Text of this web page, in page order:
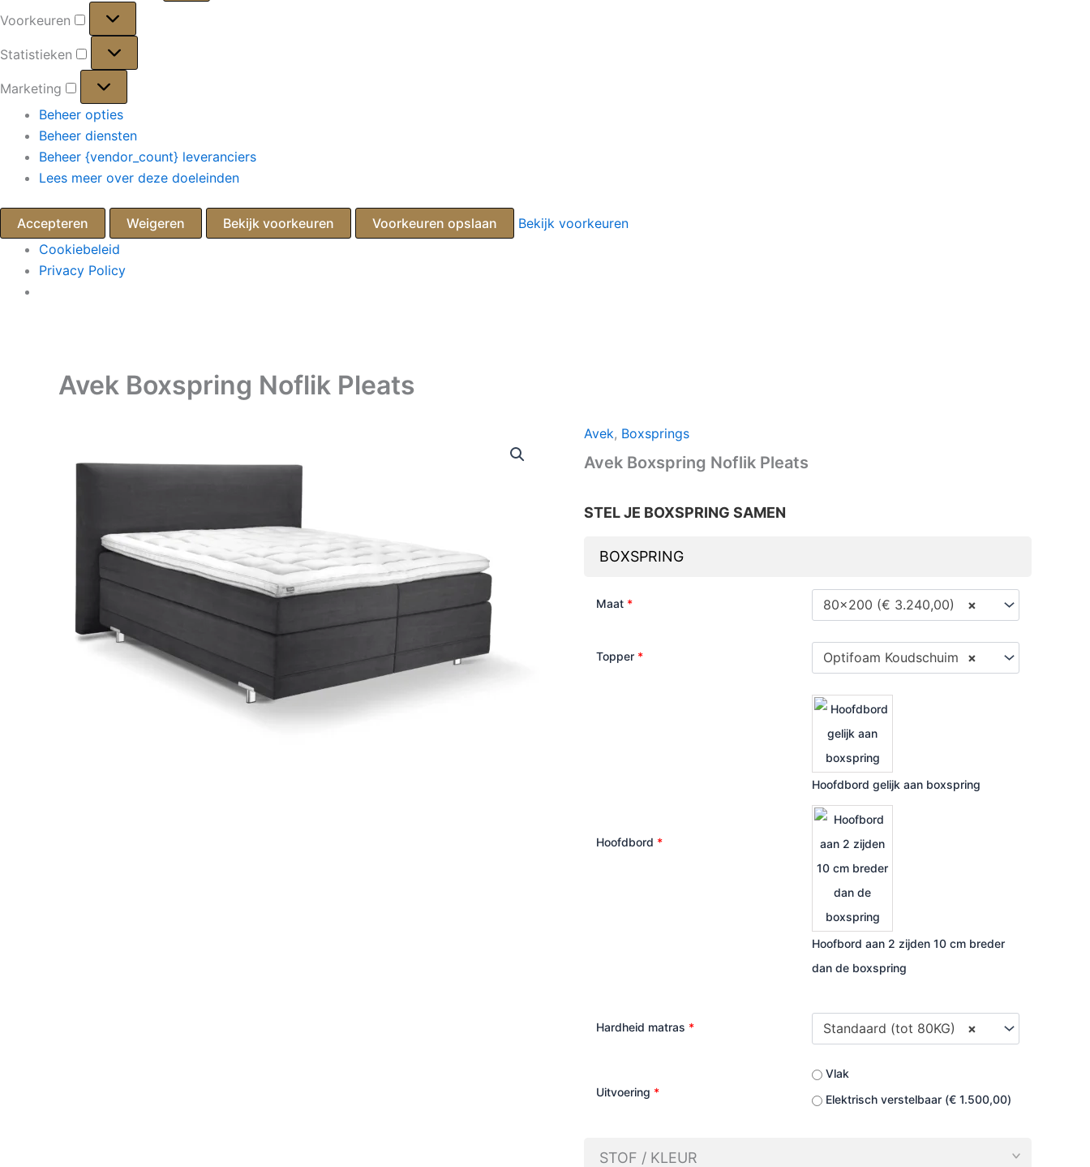
Voorkeuren
Voorkeuren
Statistieken
Statistieken
Marketing
Marketing
Beheer opties
Beheer diensten
Beheer {vendor_count} leveranciers
Lees meer over deze doeleinden
Accepteren Weigeren Bekijk voorkeuren Voorkeuren opslaan
Bekijk voorkeuren
Cookiebeleid
Privacy Policy
Avek Boxspring Noflik Pleats
Avek, Boxsprings
Avek Boxspring Noflik Pleats
STEL JE BOXSPRING SAMEN
BOXSPRING
Maat * ×
80x200 (€ 3.240,00)
Topper * ×
Optifoam Koudschuim
Hoofdbord *
Hoofdbord gelijk aan boxspring
Hoofbord aan 2 zijden 10 cm breder
dan de boxspring
Hardheid matras * ×
Standaard (tot 80KG)
Uitvoering *
Vlak
Elektrisch verstelbaar (€ 1.500,00)
STOF / KLEUR